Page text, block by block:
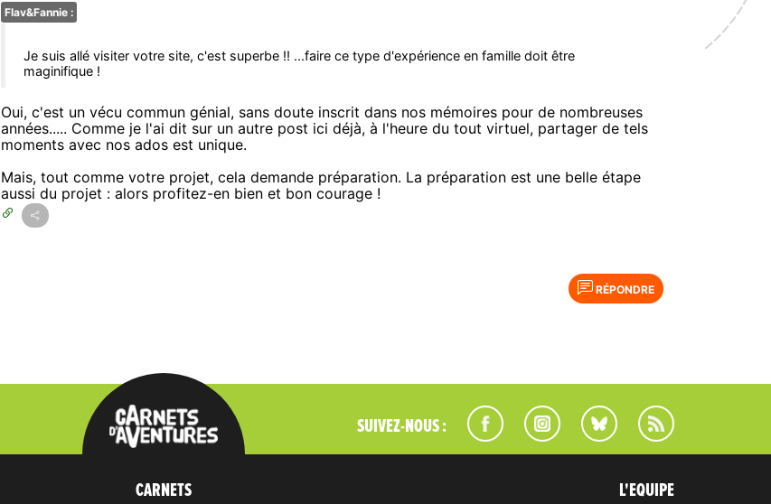
Flav&Fannie :
Je suis allé visiter votre site, c'est superbe !! ...faire ce type d'expérience en famille doit être
maginifique !
Oui, c'est un vécu commun génial, sans doute inscrit dans nos mémoires pour de nombreuses
années..... Comme je l'ai dit sur un autre post ici déjà, à l'heure du tout virtuel, partager de tels
moments avec nos ados est unique.
Mais, tout comme votre projet, cela demande préparation. La préparation est une belle étape
aussi du projet : alors profitez-en bien et bon courage !
RÉPONDRE
SUIVEZ-NOUS :
CARNETS L'EQUIPE